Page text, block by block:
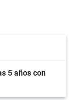
5 años con